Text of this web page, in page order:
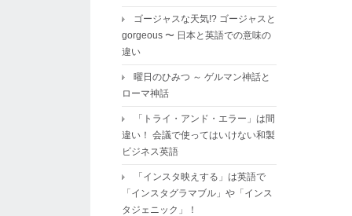
ゴージャスな天気!? ゴージャスと
gorgeous 〜 日本と英語での意味の
違い
曜日のひみつ ～ ゲルマン神話と
ローマ神話
「トライ・アンド・エラー」は間
違い！ 会議で使ってはいけない和製
ビジネス英語
「インスタ映えする」は英語で
「インスタグラマブル」や「インス
タジェニック」！